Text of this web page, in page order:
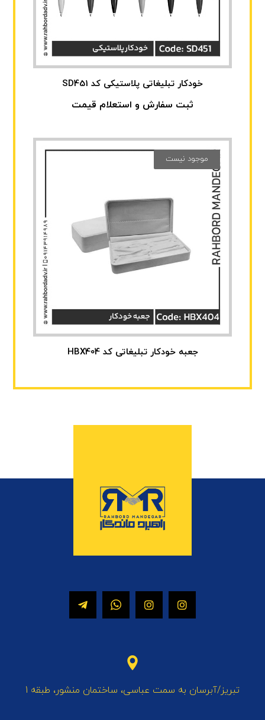
خودکار تبلیغاتی پلاستیکی کد SD451
ثبت سفارش و استعلام قیمت
جعبه خودکار تبلیغاتی کد HBX404
موجود نیست
تبریز/آبرسان به سمت عباسی، ساختمان منشور، طبقه 1